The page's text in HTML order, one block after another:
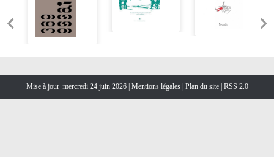
Mise à jour :mercredi 24 juin 2026 | Mentions légales | Plan du site |RSS 2.0